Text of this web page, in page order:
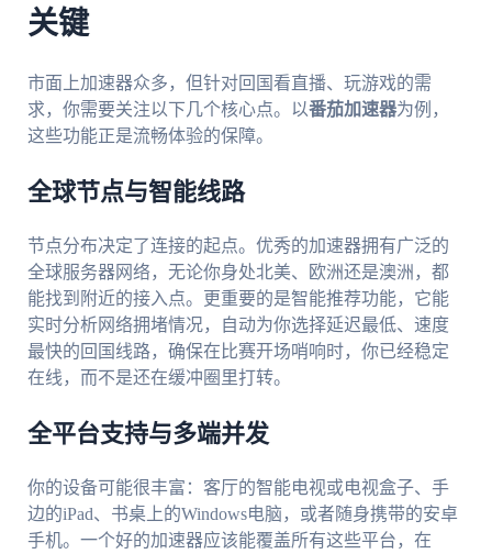
关键
市面上加速器众多，但针对回国看直播、玩游戏的需
求，你需要关注以下几个核心点。以番茄加速器为例，
这些功能正是流畅体验的保障。
全球节点与智能线路
节点分布决定了连接的起点。优秀的加速器拥有广泛的
全球服务器网络，无论你身处北美、欧洲还是澳洲，都
能找到附近的接入点。更重要的是智能推荐功能，它能
实时分析网络拥堵情况，自动为你选择延迟最低、速度
最快的回国线路，确保在比赛开场哨响时，你已经稳定
在线，而不是还在缓冲圈里打转。
全平台支持与多端并发
你的设备可能很丰富：客厅的智能电视或电视盒子、手
边的iPad、书桌上的Windows电脑，或者随身携带的安卓
手机。一个好的加速器应该能覆盖所有这些平台，在